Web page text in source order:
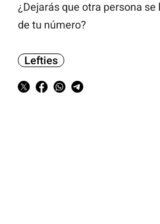
¿Dejarás que otra persona
de tu número?
Lefties